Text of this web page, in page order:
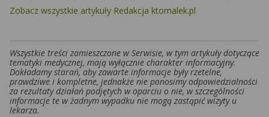
Zobacz wszystkie artykuły Redakcja ktomalek.pl
Wszystkie treści zamieszczone w Serwisie, w tym artykuły dotyczące
tematyki medycznej, mają wyłącznie charakter informacyjny.
Dokładamy starań, aby zawarte informacje były rzetelne,
prawdziwe i kompletne, jednakże nie ponosimy odpowiedzialności
za rezultaty działań podjętych w oparciu o nie, w szczególności
informacje te w żadnym wypadku nie mogą zastąpić wizyty u
lekarza.